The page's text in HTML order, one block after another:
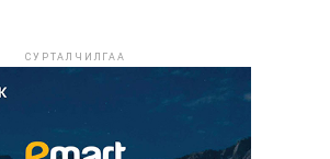
СУРТАЛЧИЛГАА